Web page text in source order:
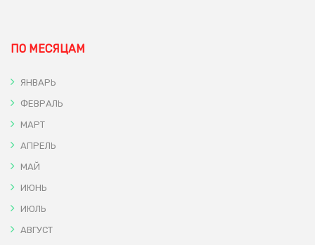
ПО МЕСЯЦАМ
ЯНВАРЬ
ФЕВРАЛЬ
МАРТ
АПРЕЛЬ
МАЙ
ИЮНЬ
ИЮЛЬ
АВГУСТ